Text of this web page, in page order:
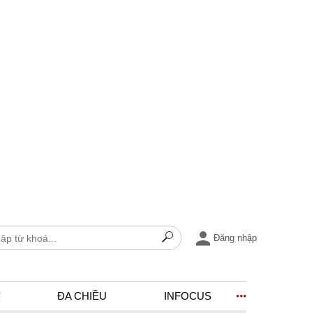
Đăng nhập
ĐA CHIỀU INFOCUS